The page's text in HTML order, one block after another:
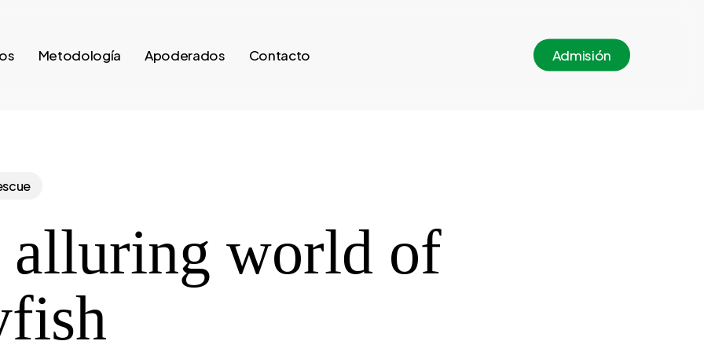
Metodología Apoderados Contacto Admisión
alluring world of